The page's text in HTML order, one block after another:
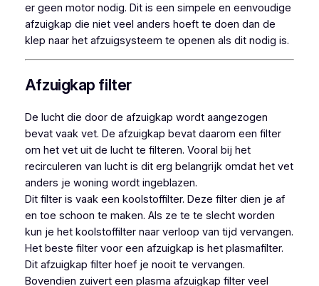
er geen motor nodig. Dit is een simpele en eenvoudige
afzuigkap die niet veel anders hoeft te doen dan de
klep naar het afzuigsysteem te openen als dit nodig is.
Afzuigkap filter
De lucht die door de afzuigkap wordt aangezogen
bevat vaak vet. De afzuigkap bevat daarom een filter
om het vet uit de lucht te filteren. Vooral bij het
recirculeren van lucht is dit erg belangrijk omdat het vet
anders je woning wordt ingeblazen.
Dit filter is vaak een koolstoffilter. Deze filter dien je af
en toe schoon te maken. Als ze te te slecht worden
kun je het koolstoffilter naar verloop van tijd vervangen.
Het beste filter voor een afzuigkap is het plasmafilter.
Dit afzuigkap filter hoef je nooit te vervangen.
Bovendien zuivert een plasma afzuigkap filter veel